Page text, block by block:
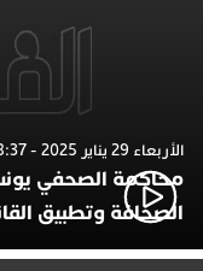
الأربعاء 29 يناير 2025 - 8:37
محاكمة الصحفي
الصحافة وتطبيق